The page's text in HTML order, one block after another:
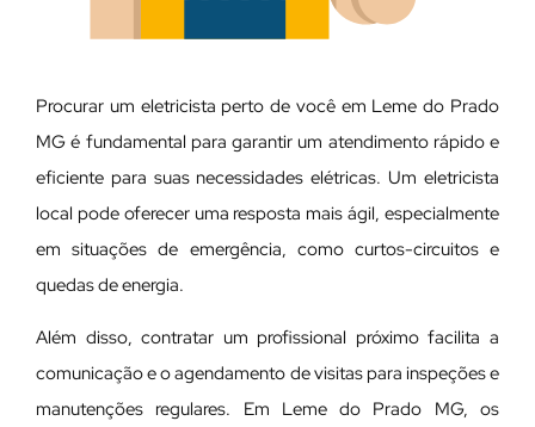
Procurar um eletricista perto de você em Leme do Prado
MG é fundamental para garantir um atendimento rápido e
eficiente para suas necessidades elétricas. Um eletricista
local pode oferecer uma resposta mais ágil, especialmente
em situações de emergência, como curtos-circuitos e
quedas de energia.
Além disso, contratar um profissional próximo facilita a
comunicação e o agendamento de visitas para inspeções e
manutenções regulares. Em Leme do Prado MG, os